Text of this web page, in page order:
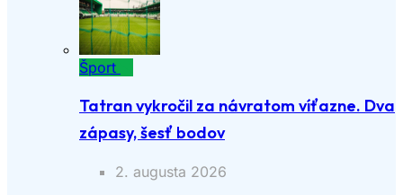
Šport
Tatran vykročil za návratom víťazne. Dva
zápasy, šesť bodov
2. augusta 2026